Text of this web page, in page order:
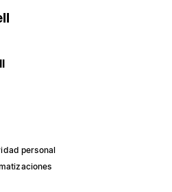
personal